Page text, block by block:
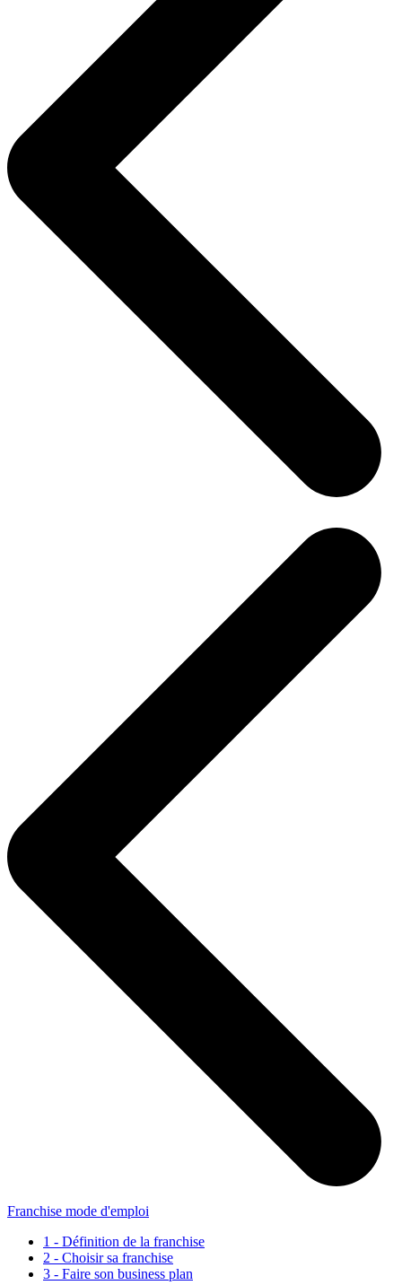
Franchise mode d'emploi
1 - Définition de la franchise
2 - Choisir sa franchise
3 - Faire son business plan